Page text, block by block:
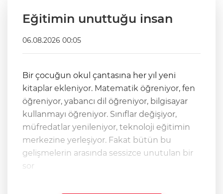
Eğitimin unuttuğu insan
06.08.2026 00:05
Bir çocuğun okul çantasına her yıl yeni
kitaplar ekleniyor. Matematik öğreniyor, fen
öğreniyor, yabancı dil öğreniyor, bilgisayar
kullanmayı öğreniyor. Sınıflar değişiyor,
müfredatlar yenileniyor, teknoloji eğitimin
merkezine yerleşiyor. Fakat bütün bu
gelişmelerin arasında sessizce unutulan bir
sor